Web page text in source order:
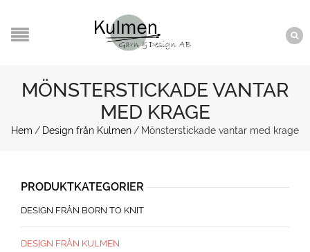
MÖNSTERSTICKADE VANTAR
MED KRAGE
Hem / Design från Kulmen / Mönsterstickade vantar med krage
PRODUKTKATEGORIER
DESIGN FRÅN BORN TO KNIT
DESIGN FRÅN KULMEN